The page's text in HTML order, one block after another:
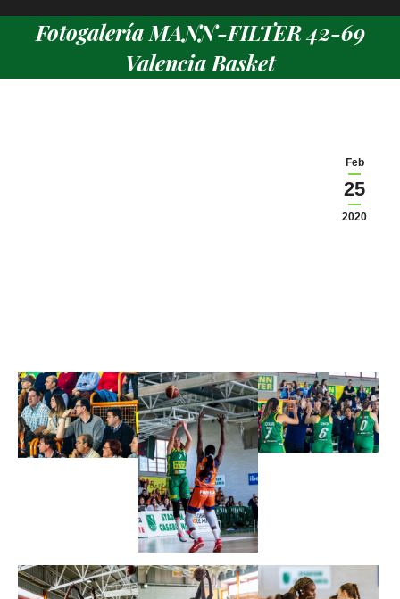
Fotogalería MANN-FILTER 42-69
Valencia Basket
Feb
25
2020